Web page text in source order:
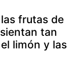
frutas de
tan
limón y las